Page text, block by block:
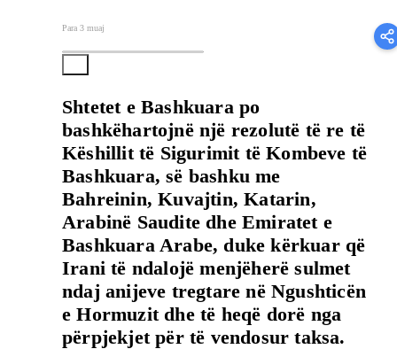
Para 3 muaj
Shtetet e Bashkuara po
bashkëhartojnë një rezolutë të re të
Këshillit të Sigurimit të Kombeve të
Bashkuara, së bashku me
Bahreinin, Kuvajtin, Katarin,
Arabinë Saudite dhe Emiratet e
Bashkuara Arabe, duke kërkuar që
Irani të ndalojë menjëherë sulmet
ndaj anijeve tregtare në Ngushticën
e Hormuzit dhe të heqë dorë nga
përpjekjet për të vendosur taksa.